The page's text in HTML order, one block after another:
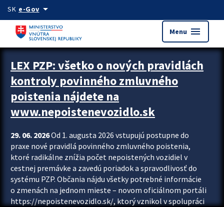
Preskocit na hlavný obsah
SK e-Govarrow_drop_down
Menu menu
Zastavit automatický posun upútavok
LEX PZP: všetko o nových pravidlách
kontroly povinného zmluvného
poistenia nájdete na
www.nepoistenevozidlo.sk
29. 06. 2026Od 1. augusta 2026 vstupujú postupne do
praxe nové pravidlá povinného zmluvného poistenia,
ktoré radikálne znížia počet nepoistených vozidiel v
cestnej premávke a zavedú poriadok a spravodlivosť do
systému PZP. Občania nájdu všetky potrebné informácie
o zmenách na jednom mieste – novom oficiálnom portáli
https://nepoistenevozidlo.sk/, ktorý vznikol v spolupráci